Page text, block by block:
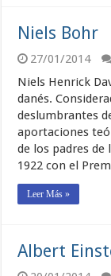
Niels Bohr
27/01/2014
Niels Henrick
danés.
deslumbrantes
aportaciones
de los padres
1922 con el
Leer Más »
Albert